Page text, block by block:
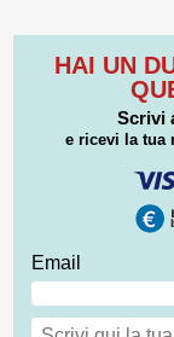
HAI UN
Scrivi
e ricevi la tua
Email